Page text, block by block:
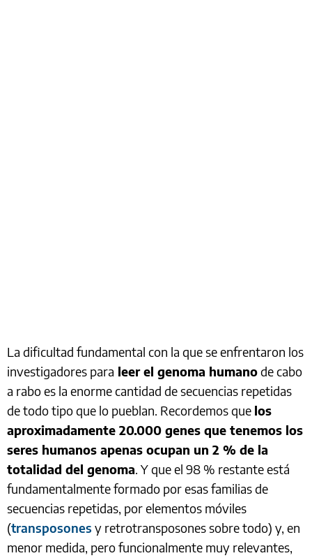
La dificultad fundamental con la que se enfrentaron los
investigadores para leer el genoma humanode cabo
a rabo es la enorme cantidad de secuencias repetidas
de todo tipo que lo pueblan. Recordemos que los
aproximadamente 20.000 genes que tenemos los
seres humanos apenas ocupan un 2 % de la
totalidad del genoma. Y que el 98 % restante está
fundamentalmente formado por esas familias de
secuencias repetidas, por elementos móviles
(transposones y retrotransposones sobre todo) y, en
menor medida, pero funcionalmente muy relevantes,